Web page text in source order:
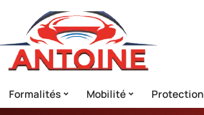
Formalités Mobilité Protection